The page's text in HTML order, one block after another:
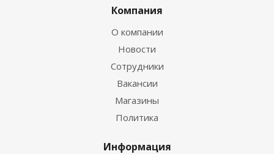
Компания
О компании
Новости
Сотрудники
Вакансии
Магазины
Политика
Информация